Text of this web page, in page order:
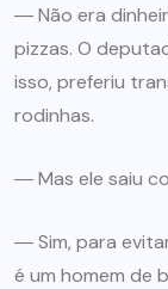
― Não era
pizzas. O
isso, preferiu
rodinhas.
― Mas ele saiu
― Sim, para
é um homem de